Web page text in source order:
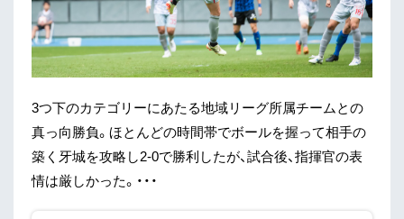
3つ下のカテゴリーにあたる地域リーグ所属チームとの
真っ向勝負。ほとんどの時間帯でボールを握って相手の
築く牙城を攻略し2-0で勝利したが、試合後、指揮官の表
情は厳しかった。・・・